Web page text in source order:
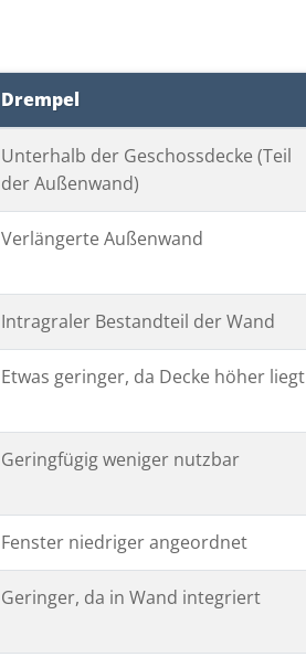
Drempel
Unterhalb der Geschossdecke (Teil
der Außenwand)
Verlängerte Außenwand
Intragraler Bestandteil der Wand
Etwas geringer, da Decke höher liegt
Geringfügig weniger nutzbar
Fenster niedriger angeordnet
Geringer, da in Wand integriert